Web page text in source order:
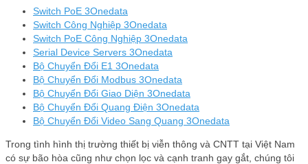
Switch PoE 3Onedata
Switch Công Nghiệp 3Onedata
Switch PoE Công Nghiệp 3Onedata
Serial Device Servers 3Onedata
Bộ Chuyển Đổi E1 3Onedata
Bộ Chuyển Đổi Modbus 3Onedata
Bộ Chuyển Đổi Giao Diện 3Onedata
Bộ Chuyển Đổi Quang Điện 3Onedata
Bộ Chuyển Đổi Video Sang Quang 3Onedata
Trong tình hình thị trường thiết bị viễn thông và CNTT tại Việt Nam
có sự bão hòa cũng như chọn lọc và cạnh tranh gay gắt, chúng tôi